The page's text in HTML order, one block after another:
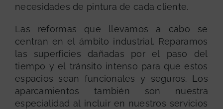
necesidades de pintura de cada cliente.
Las reformas que llevamos a cabo se
centran en el ámbito industrial. Reparamos
las superficies dañadas por el paso del
tiempo y el tránsito intenso para que estos
espacios sean funcionales y seguros. Los
aparcamientos también son nuestra
especialidad al incluir en nuestros servicios